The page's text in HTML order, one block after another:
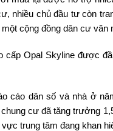
nhiều chủ đầu tư còn
cộng đồng dân cư văn
cấp Opal Skyline được
cáo dân số và nhà ở
cư đã tăng trưởng
vực trung tâm đang khan